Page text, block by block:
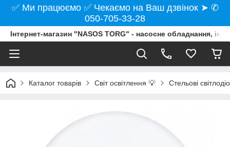
✅ Ми працюємо ✅ Чекаємо на Ваш дзвінок ➤ ✆
050-705-33-28
Інтернет-магазин "NASOS TORG" - насосне обладнання,
Каталог товарів Світ освітлення 💡 Стельові